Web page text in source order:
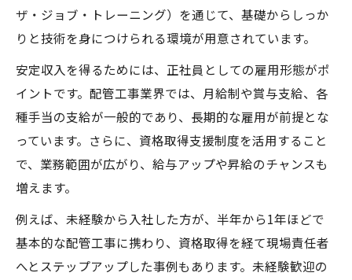
ザ・ジョブ・トレーニング）を通じて、基礎からしっか
りと技術を身につけられる環境が用意されています。
安定収入を得るためには、正社員としての雇用形態がポ
イントです。配管工事業界では、月給制や賞与支給、各
種手当の支給が一般的であり、長期的な雇用が前提とな
っています。さらに、資格取得支援制度を活用すること
で、業務範囲が広がり、給与アップや昇給のチャンスも
増えます。
例えば、未経験から入社した方が、半年から1年ほどで
基本的な配管工事に携わり、資格取得を経て現場責任者
へとステップアップした事例もあります。未経験歓迎の